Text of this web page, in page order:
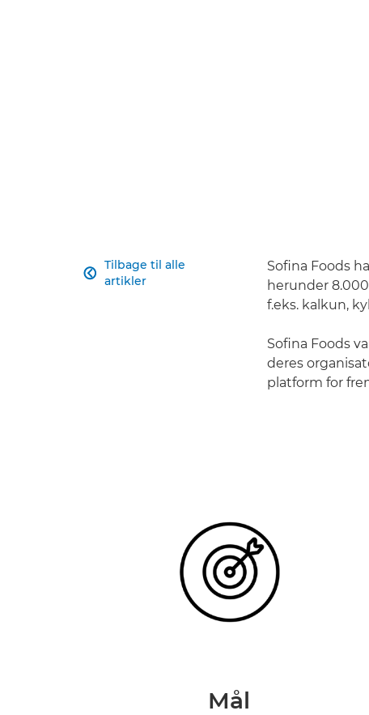
Tilbage til alle
artikler

Sofina Foods
herunder
f.eks. kalkun,
Sofina Foods
deres
platform for
Mål